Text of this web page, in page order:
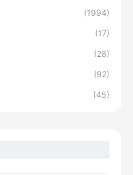
(1994)
(17)
(28)
(92)
(45)